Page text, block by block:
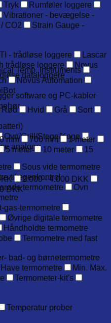
Tryk
Rumføler loggere
Vibrationer - bevægelse -
CO2
Strain Gauge -
- trådløse loggere
Lascar
trådløse loggere
Novus
dataloggere
software og PC-kabler
Ovn/Grill/Stege/Koge
analoge
Sous vide termometre
til egenkontrol
termometre
Ovn
gas-termometre
Øvrige digitale termometre
Håndholdte termometre
Termometre med fast
bad- og børnetermometre
Have termometre
Min. Max.
Termometer-kit's
Temperatur prober
Temp. Instruments
Novus Automation
Rød Hvid Grå
Sort
mm 700 mm
1 meter
5 meter 10 meter
15
2.000 - 4.000 DKK
DKK